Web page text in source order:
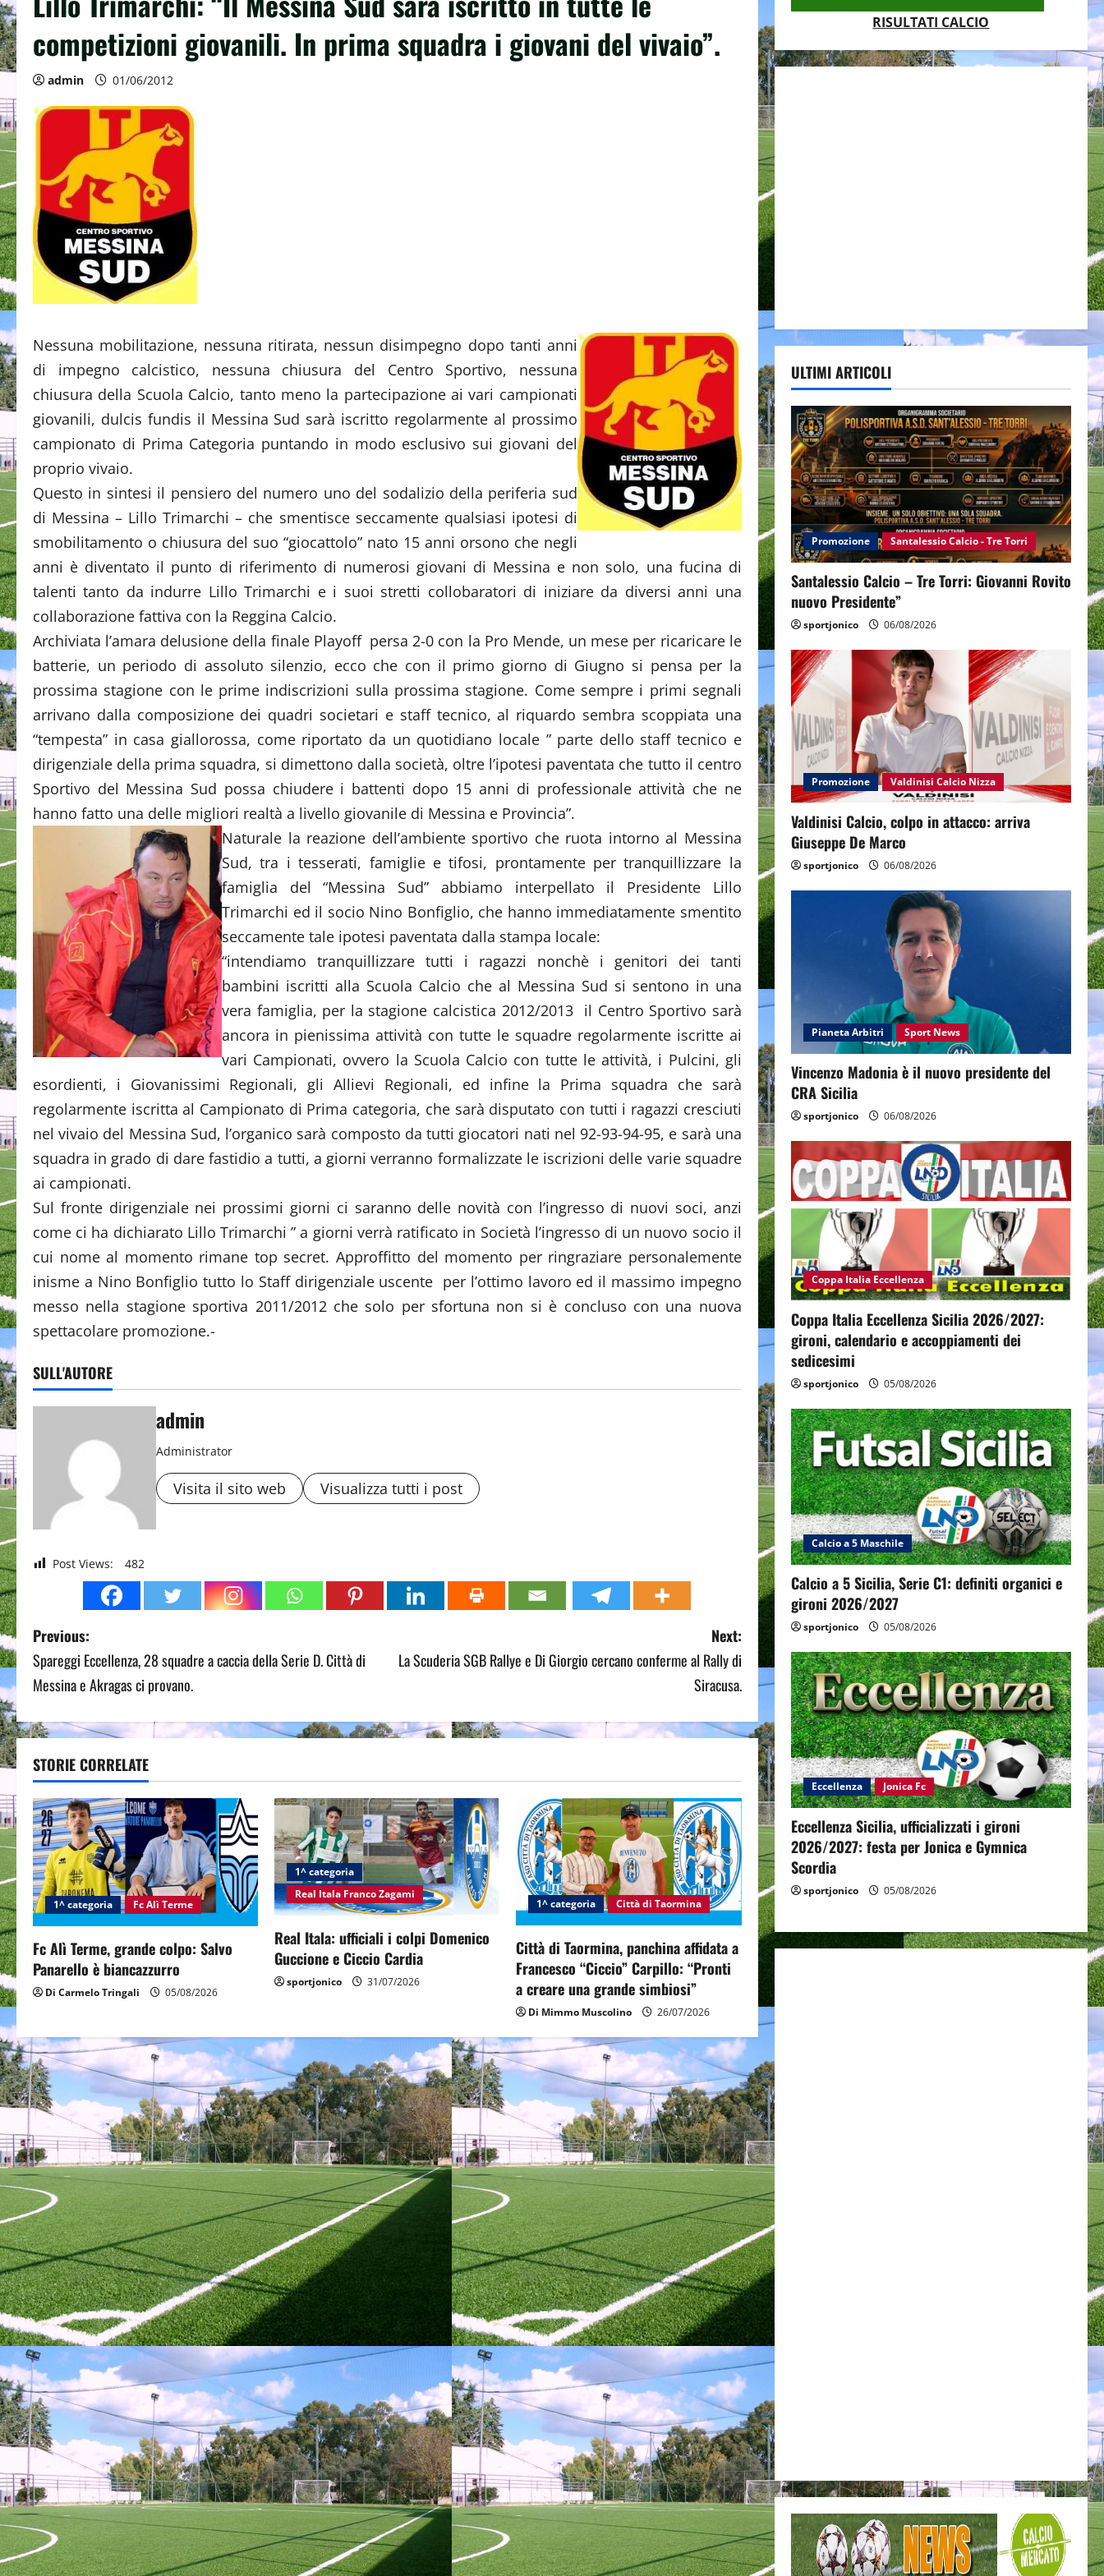
competizioni giovanili. In prima squadra i giovani del vivaio”.
admin 01/06/2012
Nessuna mobilitazione, nessuna ritirata, nessun disimpegno dopo tanti anni
di impegno calcistico, nessuna chiusura del Centro Sportivo, nessuna
chiusura della Scuola Calcio, tanto meno la partecipazione ai vari campionati
giovanili, dulcis fundis il Messina Sud sarà iscritto regolarmente al prossimo
campionato di Prima Categoria puntando in modo esclusivo sui giovani del
proprio vivaio.
Questo in sintesi il pensiero del numero uno del sodalizio della periferia sud
di Messina – Lillo Trimarchi – che smentisce seccamente qualsiasi ipotesi di
smobilitamento o chiusura del suo “giocattolo” nato 15 anni orsono che negli
anni è diventato il punto di riferimento di numerosi giovani di Messina e non solo, una fucina di
talenti tanto da indurre Lillo Trimarchi e i suoi stretti collobaratori di iniziare da diversi anni una
collaborazione fattiva con la Reggina Calcio.
Archiviata l’amara delusione della finale Playoff persa 2-0 con la Pro Mende, un mese per ricaricare le
batterie, un periodo di assoluto silenzio, ecco che con il primo giorno di Giugno si pensa per la
prossima stagione con le prime indiscrizioni sulla prossima stagione. Come sempre i primi segnali
arrivano dalla composizione dei quadri societari e staff tecnico, al riquardo sembra scoppiata una
“tempesta” in casa giallorossa, come riportato da un quotidiano locale ” parte dello staff tecnico e
dirigenziale della prima squadra, si dimettono dalla società, oltre l’ipotesi paventata che tutto il centro
Sportivo del Messina Sud possa chiudere i battenti dopo 15 anni di professionale attività che ne
hanno fatto una delle migliori realtà a livello giovanile di Messina e Provincia”.
Naturale la reazione dell’ambiente sportivo che ruota intorno al Messina
Sud, tra i tesserati, famiglie e tifosi, prontamente per tranquillizzare la
famiglia del “Messina Sud” abbiamo interpellato il Presidente Lillo
Trimarchi ed il socio Nino Bonfiglio, che hanno immediatamente smentito
seccamente tale ipotesi paventata dalla stampa locale:
“intendiamo tranquillizzare tutti i ragazzi nonchè i genitori dei tanti
bambini iscritti alla Scuola Calcio che al Messina Sud si sentono in una
vera famiglia, per la stagione calcistica 2012/2013 il Centro Sportivo sarà
ancora in pienissima attività con tutte le squadre regolarmente iscritte ai
vari Campionati, ovvero la Scuola Calcio con tutte le attività, i Pulcini, gli
esordienti, i Giovanissimi Regionali, gli Allievi Regionali, ed infine la Prima squadra che sarà
regolarmente iscritta al Campionato di Prima categoria, che sarà disputato con tutti i ragazzi cresciuti
nel vivaio del Messina Sud, l’organico sarà composto da tutti giocatori nati nel 92-93-94-95, e sarà una
squadra in grado di dare fastidio a tutti, a giorni verranno formalizzate le iscrizioni delle varie squadre
ai campionati.
Sul fronte dirigenziale nei prossimi giorni ci saranno delle novità con l’ingresso di nuovi soci, anzi
come ci ha dichiarato Lillo Trimarchi ” a giorni verrà ratificato in Società l’ingresso di un nuovo socio il
cui nome al momento rimane top secret. Approffitto del momento per ringraziare personalemente
inisme a Nino Bonfiglio tutto lo Staff dirigenziale uscente per l’ottimo lavoro ed il massimo impegno
messo nella stagione sportiva 2011/2012 che solo per sfortuna non si è concluso con una nuova
spettacolare promozione.-
SULL'AUTORE
admin
Administrator
Visita il sito web Visualizza tutti i post
Post Views: 482
P
o
t
n
a
v
i
g
a
t
o
n
Previous:
Spareggi Eccellenza, 28 squadre a caccia della Serie D. Città di
Messina e Akragas ci provano.
Next:
La Scuderia SGB Rallye e Di Giorgio cercano conferme al Rally di
Siracusa.
STORIE CORRELATE
1^ categoria Fc Alì Terme
Fc Alì Terme, grande colpo: Salvo
Panarello è biancazzurro
Di Carmelo Tringali 05/08/2026
1^ categoria
Real Itala Franco Zagami
Real Itala: ufficiali i colpi Domenico
Guccione e Ciccio Cardia
sportjonico 31/07/2026
1^ categoria Città di Taormina
Città di Taormina, panchina affidata a
Francesco “Ciccio” Carpillo: “Pronti
a creare una grande simbiosi”
Di Mimmo Muscolino 26/07/2026
RISULTATI CALCIO
ULTIMI ARTICOLI
Promozione Santalessio Calcio - Tre Torri
Santalessio Calcio – Tre Torri: Giovanni Rovito
nuovo Presidente”
sportjonico 06/08/2026
Promozione Valdinisi Calcio Nizza
Valdinisi Calcio, colpo in attacco: arriva
Giuseppe De Marco
sportjonico 06/08/2026
Pianeta Arbitri Sport News
Vincenzo Madonia è il nuovo presidente del
CRA Sicilia
sportjonico 06/08/2026
Coppa Italia Eccellenza
Coppa Italia Eccellenza Sicilia 2026/2027:
gironi, calendario e accoppiamenti dei
sedicesimi
sportjonico 05/08/2026
Calcio a 5 Maschile
Calcio a 5 Sicilia, Serie C1: definiti organici e
gironi 2026/2027
sportjonico 05/08/2026
Eccellenza Jonica Fc
Eccellenza Sicilia, ufficializzati i gironi
2026/2027: festa per Jonica e Gymnica
Scordia
sportjonico 05/08/2026